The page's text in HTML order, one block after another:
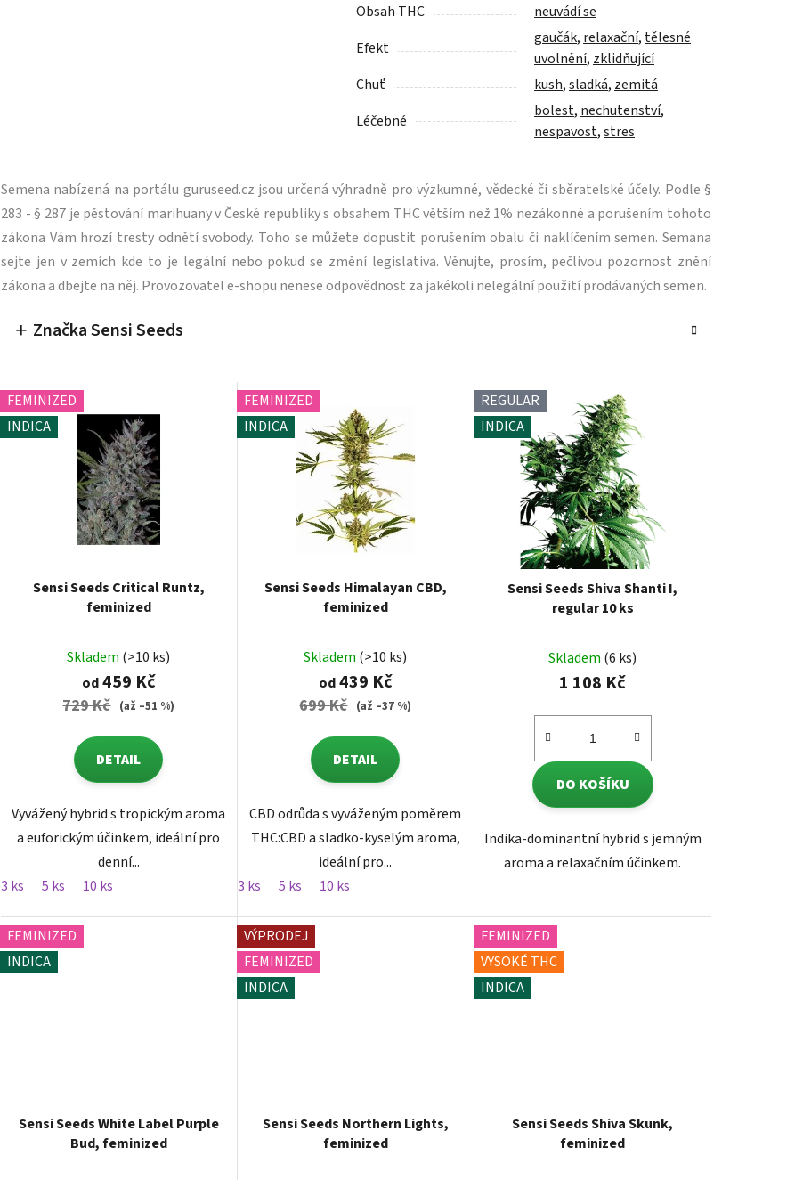
Obsah THC
neuvádí se
Efekt
gaučák, relaxační, tělesné
uvolnění, zklidňující
Chuť
kush,sladká, zemitá
Léčebné
bolest, nechutenství,
nespavost,stres
Semena nabízená na portálu guruseed.cz jsou určená výhradně pro výzkumné, vědecké či sběratelské účely. Podle §
283 - § 287 je pěstování marihuany v České republiky s obsahem THC větším než 1% nezákonné a porušením tohoto
zákona Vám hrozí tresty odnětí svobody. Toho se můžete dopustit porušením obalu či naklíčením semen. Semana
sejte jen v zemích kde to je legální nebo pokud se změní legislativa. Věnujte, prosím, pečlivou pozornost znění
zákona a dbejte na něj. Provozovatel e-shopu nenese odpovědnost za jakékoli nelegální použití prodávaných semen.
Značka Sensi Seeds
FEMINIZED
INDICA
Sensi Seeds Critical Runtz,
feminized
Skladem (>10 ks)
od459 Kč
729 Kč (až –51 %)
DETAIL
Vyvážený hybrid s tropickým aroma
a euforickým účinkem, ideální pro
denní...
3 ks
5 ks 10 ks
FEMINIZED
INDICA
Sensi Seeds Himalayan CBD,
feminized
Skladem (>10 ks)
od439 Kč
699 Kč (až –37 %)
DETAIL
CBD odrůda s vyváženým poměrem
THC:CBD a sladko-kyselým aroma,
ideální pro...
3 ks
5 ks 10 ks
REGULAR
INDICA
Sensi Seeds Shiva Shanti I,
regular 10 ks
Skladem (6 ks)
1 108 Kč
DO KOŠÍKU
Indika-dominantní hybrid s jemným
aroma a relaxačním účinkem.
FEMINIZED
INDICA
Sensi Seeds White Label Purple
Bud, feminized
VÝPRODEJ
FEMINIZED
INDICA
Sensi Seeds Northern Lights,
feminized
FEMINIZED
VYSOKÉ THC
INDICA
Sensi Seeds Shiva Skunk,
feminized